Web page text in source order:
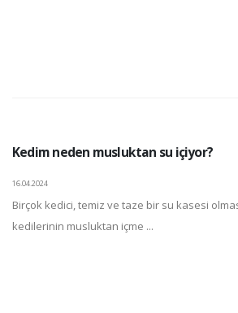
Kedim neden musluktan su içiyor?
16.04.2024
Birçok kedici, temiz ve taze bir su kasesi
kedilerinin musluktan içme ...